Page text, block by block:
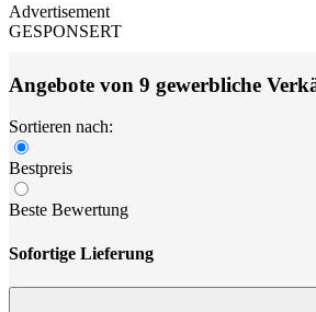
Advertisement
GESPONSERT
Angebote von 9 gewerbliche
Sortieren nach:
Bestpreis
Beste Bewertung
Sofortige Lieferung